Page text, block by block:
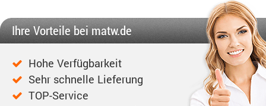
Ihre Vorteile bei matw.de
Hohe Verfügbarkeit
Sehr schnelle Lieferung
TOP-Service